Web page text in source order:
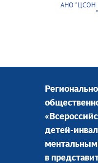
АНО "ЦСОН
детей-
в